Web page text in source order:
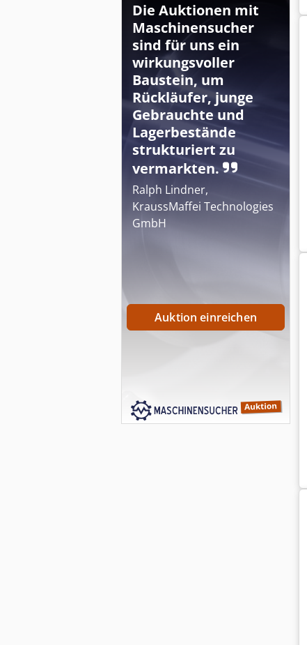
Die Auktionen mit
Maschinensucher
sind für uns ein
wirkungsvoller
Baustein, um
Rückläufer, junge
Gebrauchte und
Lagerbestände
strukturiert zu
vermarkten.
Ralph Lindner,
KraussMaffei Technologies
GmbH
Auktion einreichen